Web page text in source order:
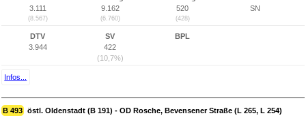
3.111
(8.567)
9.162
(6.760)
520
(428)
SN
DTV
3.944
SV
422
(10,7%)
BPL
Infos...
B 493 östl. Oldenstadt (B 191) - OD Rosche, Bevensener Straße (L 265, L 254)